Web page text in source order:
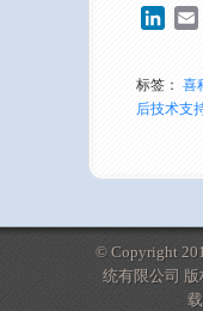
标签： 喜
后技术支
© Copyright
统有限公司